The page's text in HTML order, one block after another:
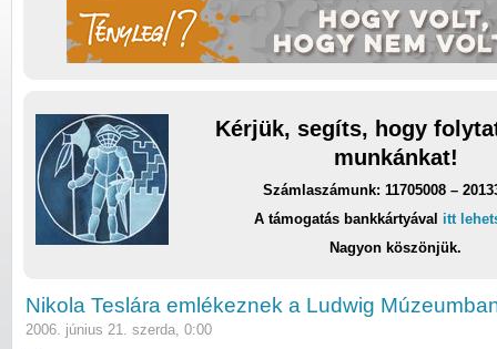
Kérjük, segíts, hogy
munkánkat!
Számlaszámunk: 11705008 –
A támogatás bankkártyával itt
Nagyon köszönjük.
Nikola Teslára emlékeznek a Ludwig
2006. június 21. szerda, 0:00